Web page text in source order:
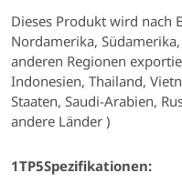
Dieses Produkt wird nach
Nordamerika,
anderen Regionen
Indonesien, Thailand,
Staaten, Saudi-Arabien,
andere Länder )
1TP5Spezifikationen: